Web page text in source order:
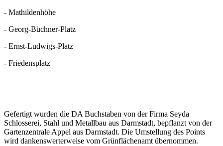
- Mathildenhöhe
- Georg-Büchner-Platz
- Ernst-Ludwigs-Platz
- Friedensplatz
Gefertigt wurden die DA Buchstaben von der Firma Seyda
Schlosserei, Stahl und Metallbau aus Darmstadt, bepflanzt von der
Gartenzentrale Appel aus Darmstadt. Die Umstellung des Points
wird dankenswerterweise vom Grünflächenamt übernommen.